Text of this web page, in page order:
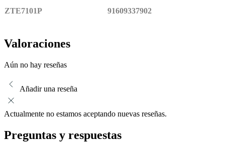
ZTE7101P 91609337902
Valoraciones
Aún no hay reseñas
Añadir una reseña
Actualmente no estamos aceptando nuevas reseñas.
Preguntas y respuestas